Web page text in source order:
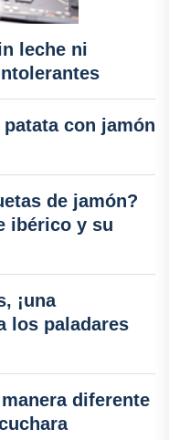
leche ni
con jamón
de jamón?
ibérico y su
¡una
los paladares
diferente